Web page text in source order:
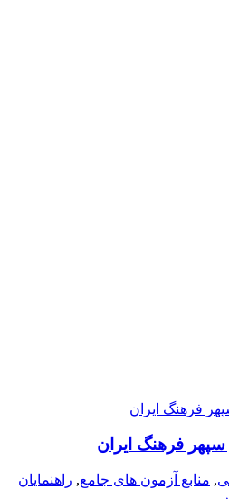
فرهنگ ایران
, منابع آزمون های جامع, راهنمایان